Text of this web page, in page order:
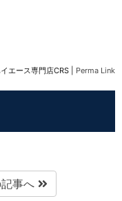
エース専門店CRS Perma Link
事へ